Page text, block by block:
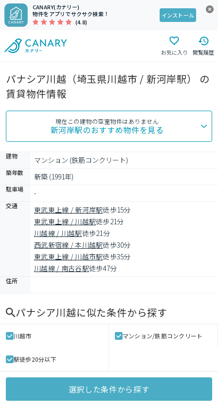
CANARY(カナリー)
物件をアプリでサクサク検索！
(4.8)
インストール
お気に入り 閲覧履歴
パナシア川越（埼玉県川越市 / 新河岸駅） の
賃貸物件情報
現在この建物の空室物件はありません
新河岸駅のおすすめ物件を見る
建物 マンション (鉄筋コンクリート)
築年数 新築 (1991年)
駐車場 -
交通 東武東上線 / 新河岸駅徒歩15分
東武東上線 / 川越駅徒歩21分
川越線 / 川越駅徒歩21分
西武新宿線 / 本川越駅徒歩30分
東武東上線 / 川越市駅徒歩35分
川越線 / 南古谷駅徒歩47分
住所
パナシア川越に似た条件から探す
川越市 マンション/鉄筋コンクリート
駅徒歩20分以下
選択した条件から探す